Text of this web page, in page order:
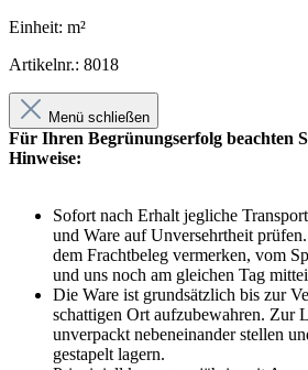
Einheit: m²
Artikelnr.: 8018
Menü schließen
Für Ihren Begrünungserfolg beachten
Hinweise:
Sofort nach Erhalt jegliche
und Ware auf Unversehrtheit
dem Frachtbeleg vermerken, vom
und uns noch am gleichen Tag
Die Ware ist grundsätzlich bis zur
schattigen Ort aufzubewahren. Zur
unverpackt nebeneinander stellen
gestapelt lagern.